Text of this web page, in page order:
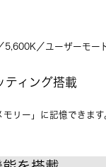
／ユーザーモー
ティング搭載
リー」に記憶できま